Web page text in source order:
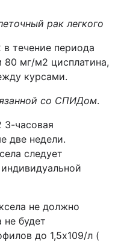
рак легкого
течение периода
80 мг/м2 цисплатина,
курсами.
со СПИДом.
3-часовая
две недели.
следует
не должно
не будет
до 1,5х109/л (